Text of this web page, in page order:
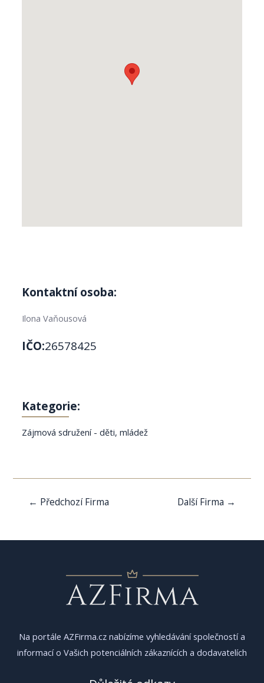
Kontaktní osoba:
Ilona Vaňousová
IČO:26578425
Kategorie:
Zájmová sdružení - děti, mládež
Navigace
← Předchozí Firma Další Firma →
Na portále AZFirma.cz nabízíme vyhledávání společností a
informací o Vašich potenciálních zákaznících a dodavatelích